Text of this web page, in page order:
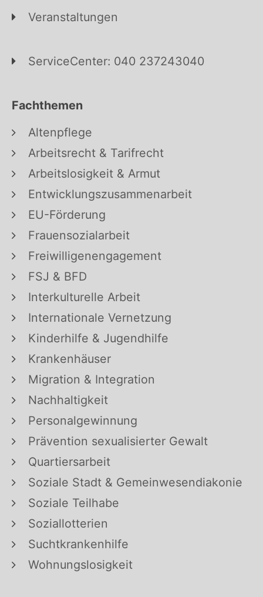
Veranstaltungen
ServiceCenter: 040 237243040
Fachthemen
Altenpflege
Arbeitsrecht & Tarifrecht
Arbeitslosigkeit & Armut
Entwicklungszusammenarbeit
EU-Förderung
Frauensozialarbeit
Freiwilligenengagement
FSJ & BFD
Interkulturelle Arbeit
Internationale Vernetzung
Kinderhilfe & Jugendhilfe
Krankenhäuser
Migration & Integration
Nachhaltigkeit
Personalgewinnung
Prävention sexualisierter Gewalt
Quartiersarbeit
Soziale Stadt & Gemeinwesendiakonie
Soziale Teilhabe
Soziallotterien
Suchtkrankenhilfe
Wohnungslosigkeit